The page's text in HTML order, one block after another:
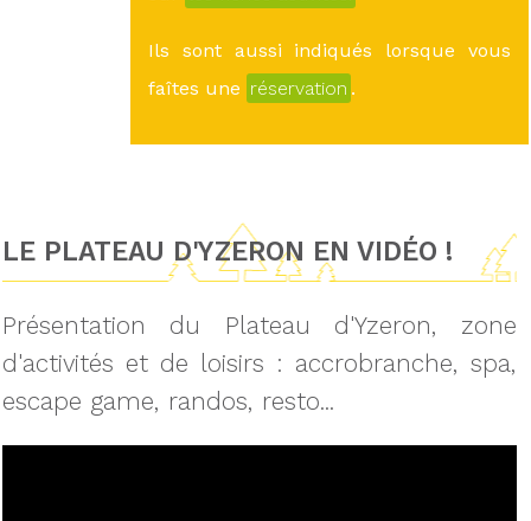
Ils sont aussi indiqués lorsque vous
faîtes une réservation .
LE PLATEAU D'YZERON EN VIDÉO !
Présentation du Plateau d'Yzeron, zone
d'activités et de loisirs : accrobranche, spa,
escape game, randos, resto...